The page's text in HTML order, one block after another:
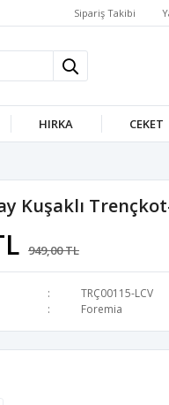
Sipariş Takibi
HIRKA CEKET
Kuşaklı
949,00 TL
TRÇ00115-LCV
Foremia